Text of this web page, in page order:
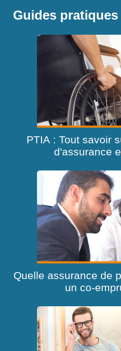
Guides pratiques
PTIA : Tout savoir
d'assurance
Quelle assurance de
un co-